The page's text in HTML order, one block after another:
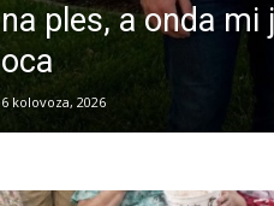
na ples, a onda
oca
6 kolovoza, 2026